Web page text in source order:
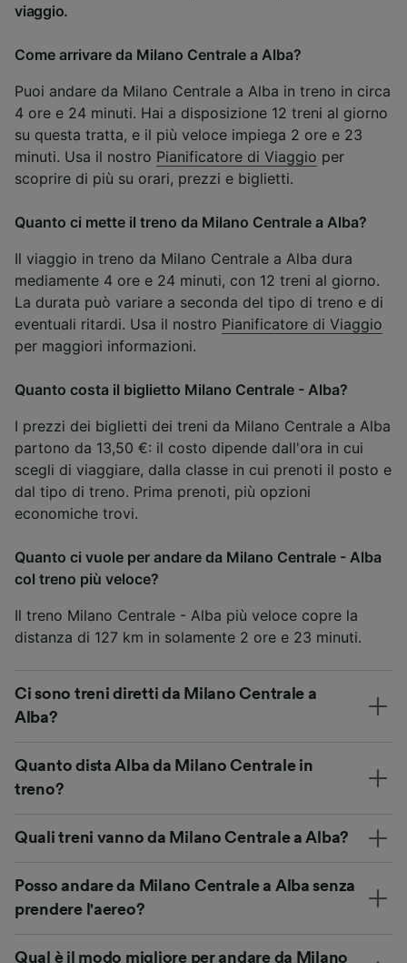
viaggio.
Come arrivare da Milano Centrale a Alba?
Puoi andare da Milano Centrale a Alba in treno in circa
4 ore e 24 minuti. Hai a disposizione 12 treni al giorno
su questa tratta, e il più veloce impiega 2 ore e 23
minuti. Usa il nostro Pianificatore di Viaggio per
scoprire di più su orari, prezzi e biglietti.
Quanto ci mette il treno da Milano Centrale a Alba?
Il viaggio in treno da Milano Centrale a Alba dura
mediamente 4 ore e 24 minuti, con 12 treni al giorno.
La durata può variare a seconda del tipo di treno e di
eventuali ritardi. Usa il nostro Pianificatore di Viaggio
per maggiori informazioni.
Quanto costa il biglietto Milano Centrale - Alba?
I prezzi dei biglietti dei treni da Milano Centrale a Alba
partono da 13,50 €: il costo dipende dall'ora in cui
scegli di viaggiare, dalla classe in cui prenoti il posto e
dal tipo di treno. Prima prenoti, più opzioni
economiche trovi.
Quanto ci vuole per andare da Milano Centrale - Alba
col treno più veloce?
Il treno Milano Centrale - Alba più veloce copre la
distanza di 127 km in solamente 2 ore e 23 minuti.
Ci sono treni diretti da Milano Centrale a
Alba?
Quanto dista Alba da Milano Centrale in
treno?
Quali treni vanno da Milano Centrale a Alba?
Posso andare da Milano Centrale a Alba senza
prendere l'aereo?
Qual è il modo migliore per andare da Milano